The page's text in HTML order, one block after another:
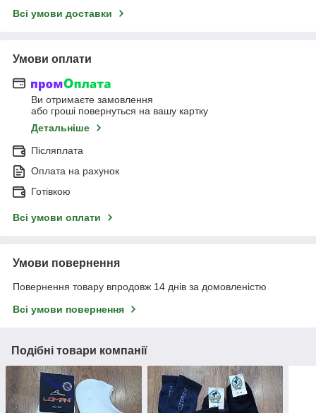
Всі умови доставки
Умови оплати
Ви отримаєте замовлення
або гроші повернуться на вашу картку
Детальніше
Післяплата
Оплата на рахунок
Готівкою
Всі умови оплати
Умови повернення
Повернення товару впродовж 14 днів за домовленістю
Всі умови повернення
Подібні товари компанії